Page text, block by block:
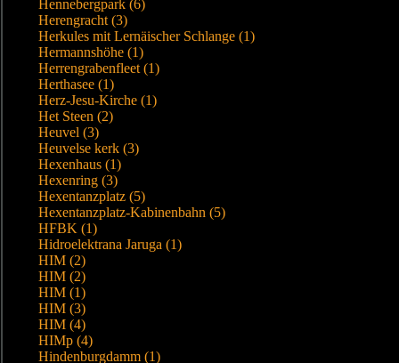
Hennebergpark (6)
Herengracht (3)
Herkules mit Lernäischer Schlange (1)
Hermannshöhe (1)
Herrengrabenfleet (1)
Herthasee (1)
Herz-Jesu-Kirche (1)
Het Steen (2)
Heuvel (3)
Heuvelse kerk (3)
Hexenhaus (1)
Hexenring (3)
Hexentanzplatz (5)
Hexentanzplatz-Kabinenbahn (5)
HFBK (1)
Hidroelektrana Jaruga (1)
HIM (2)
HIM (2)
HIM (1)
HIM (3)
HIM (4)
HIMp (4)
Hindenburgdamm (1)